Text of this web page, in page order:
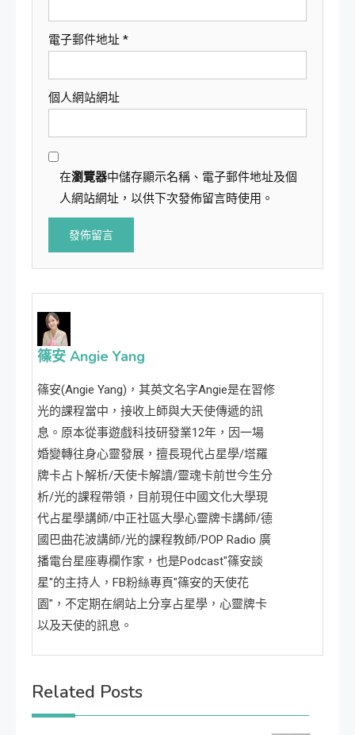
電子郵件地址 *
個人網站網址
在瀏覽器中儲存顯示名稱、電子郵件地址及個
人網站網址，以供下次發佈留言時使用。
篠安 Angie Yang
篠安(Angie Yang)，其英文名字Angie是在習修
光的課程當中，接收上師與大天使傳遞的訊
息。原本從事遊戲科技研發業12年，因一場
婚變轉往身心靈發展，擅長現代占星學/塔羅
牌卡占卜解析/天使卡解讀/靈魂卡前世今生分
析/光的課程帶領，目前現任中國文化大學現
代占星學講師/中正社區大學心靈牌卡講師/德
國巴曲花波講師/光的課程教師/POP Radio 廣
播電台星座專欄作家，也是Podcast"篠安談
星"的主持人，FB粉絲專頁"篠安的天使花
園"，不定期在網站上分享占星學，心靈牌卡
以及天使的訊息。
Related Posts